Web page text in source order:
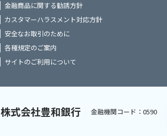
金融商品に関する勧誘方針
カスタマーハラスメント対応方針
安全なお取引のために
各種規定のご案内
サイトのご利用について
株式会社豊和銀行 金融機関コード：0590